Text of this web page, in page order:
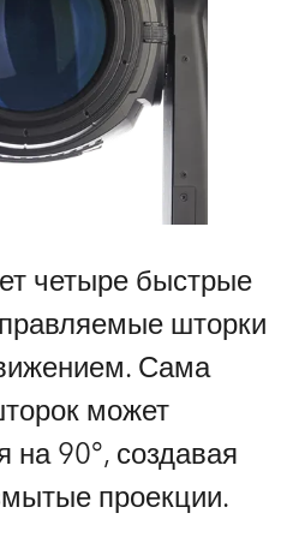
четыре быстрые
шторки
Сама
может
на 90°, создавая
проекции.